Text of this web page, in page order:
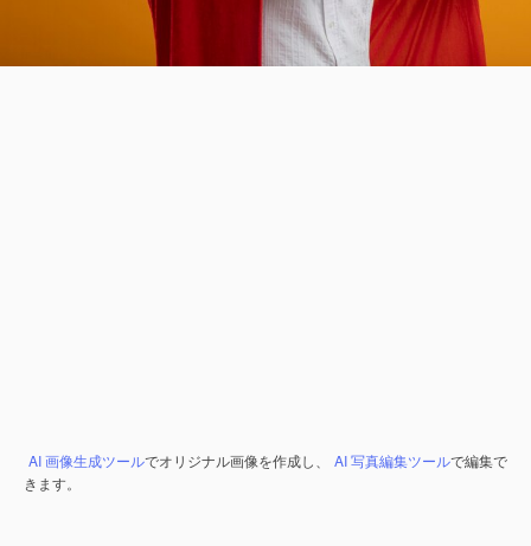
AI 画像生成ツールでオリジナル画像を作成し、 AI 写真編集ツールで編集で
きます。